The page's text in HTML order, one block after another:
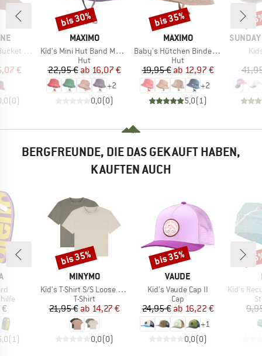
Solid
Preis
€
(0)
MARKE
MAXIMO
Artikel
Kid's Mini Hut Band Musselin Futter
Produktgruppe
Hut
Preis
22,95 € reduzierter Preis
ab 16,07 €
+2
0,0(0)
Rabatt
bis 30%
MARKE
MAXIMO
Artikel
Baby's Hütchen Bindeband Musselinstoff Futter
Produktgruppe
Hut
Preis
19,95 € reduzierter Preis
ab 12,97 €
+2
5,0( 1)
Rabatt
bis 35%
MARKE
BERGFREUNDE, DIE DAS GEKAUFT HABEN,
KAUFTEN AUCH
(1 )
MARKE
MINYMO
Artikel
Kid's T-Shirt S/S Loose Fit 6683 (2-Pack)
Produktgruppe
T-Shirt
Preis
21,95 € reduzierter Preis
ab 14,27 €
0,0(0)
Rabatt
bis 35%
MARKE
VAUDE
Artikel
Kid's Vaude Cap II
Produktgruppe
Cap
Preis
24,95 € reduzierter Preis
ab 16,22 €
+1
0,0(0)
Rabatt
bis 35%
Artikel
Kid's